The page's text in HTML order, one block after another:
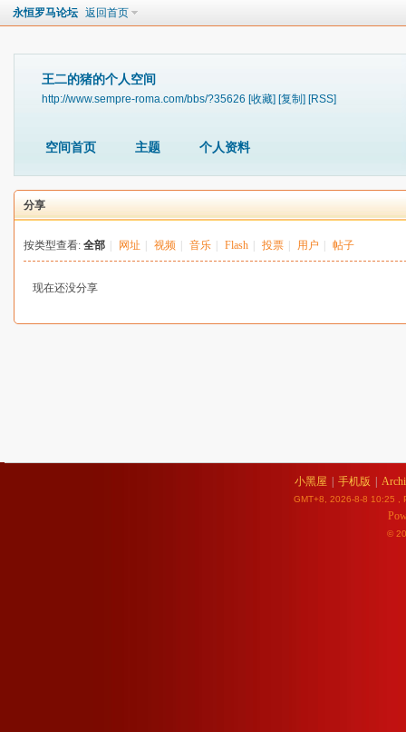
永恒罗马论坛 返回首页
王二的猪的个人空间
http://www.sempre-roma.com/bbs/?35626 [收藏] [复制] [RSS]
空间首页 主题 个人资料
分享
按类型查看: 全部 网址 视频 音乐 Flash 投票 用户 帖子
现在还没分享
小黑屋 手机版
GMT+8, 2026-8-8 10:25 ,
©